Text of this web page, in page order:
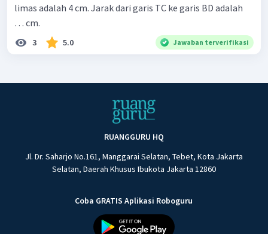
limas adalah 4 cm. Jarak dari garis TC ke garis BD adalah
… cm.
3 5.0 Jawaban terverifikasi
RUANGGURU HQ
Jl. Dr. Saharjo No.161, Manggarai Selatan, Tebet, Kota Jakarta
Selatan, Daerah Khusus Ibukota Jakarta 12860
Coba GRATIS Aplikasi Roboguru